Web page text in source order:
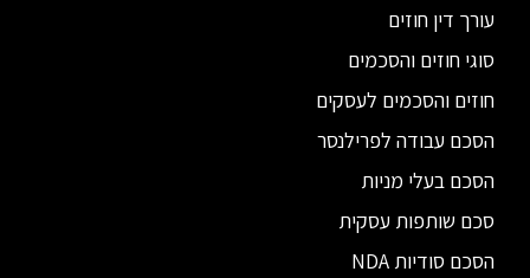
עורך דין חוזים
סוגי חוזים והסכמים
חוזים והסכמים לעסקים
הסכם עבודה לפרילנסר
הסכם בעלי מניות
סכם שותפות עסקית
הסכם סודיות NDA